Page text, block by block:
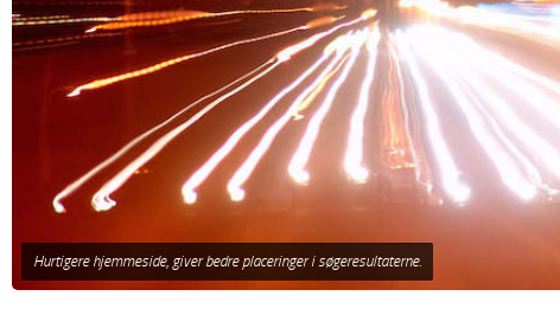
Hurtigere hjemmeside, giver bedre placeringer i søgeresultaterne.